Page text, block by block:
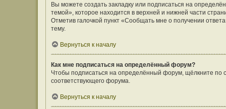
Вы можете создать закладку или подписаться на
темой», которое находится в верхней и нижней части
Отметив галочкой пункт «Сообщать мне о получении
тему.
Вернуться к началу
Как мне подписаться на определённый форум?
Чтобы подписаться на определённый форум, щёлкните по
соответствующего форума.
Вернуться к началу